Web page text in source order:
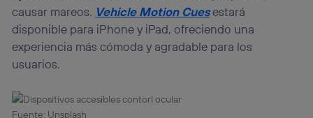
causar mareos. Vehicle Motion Cuesestará
disponible para iPhone y iPad, ofreciendo una
experiencia más cómoda y agradable para los
usuarios.
Fuente: Unsplash